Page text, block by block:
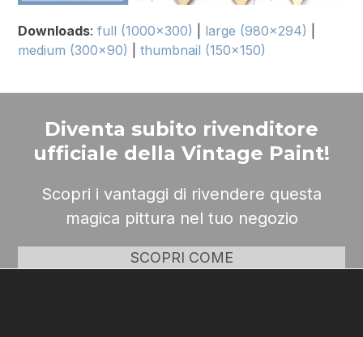
Downloads:full (1000x300) large (980x294)
medium (300x90)
|thumbnail (150x150)
Diventa subito rivenditore
ufficiale della Vintage Paint!
Scopri i vantaggi di rivendere questa
magica pittura nel tuo negozio
SCOPRI COME